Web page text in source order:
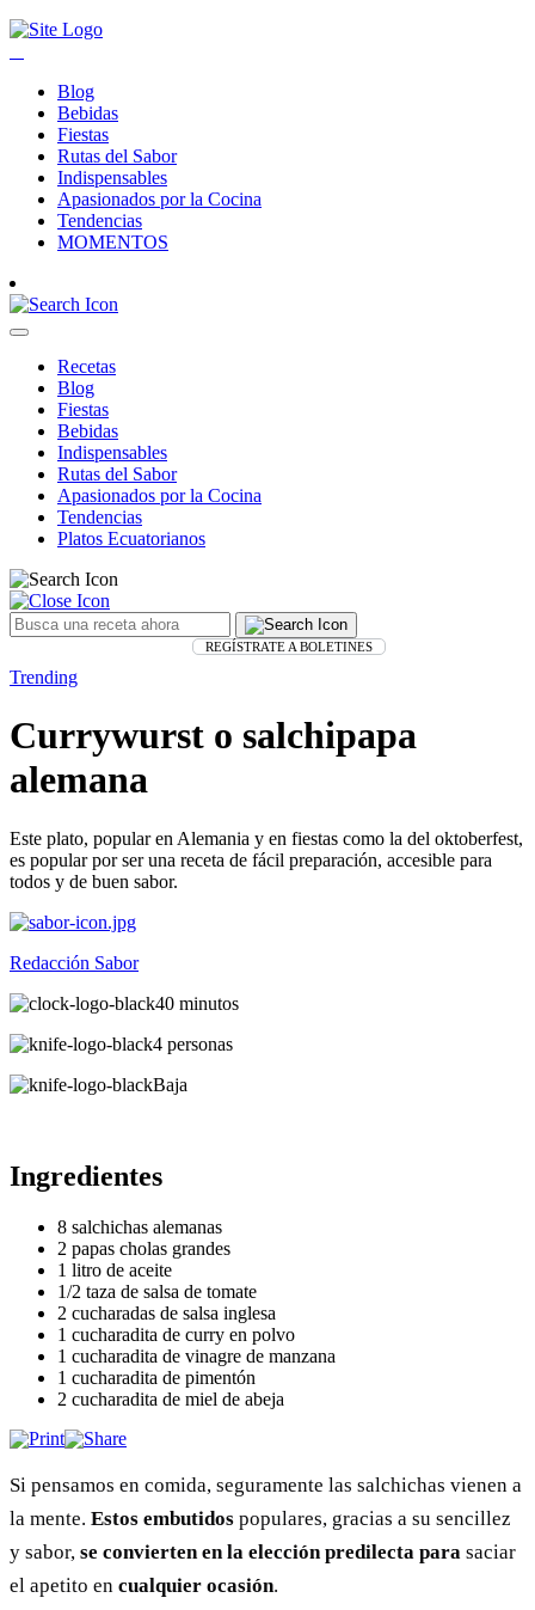
Blog
Bebidas
Fiestas
Rutas del Sabor
Indispensables
Apasionados por la Cocina
Tendencias
MOMENTOS
Recetas
Blog
Fiestas
Bebidas
Indispensables
Rutas del Sabor
Apasionados por la Cocina
Tendencias
Platos Ecuatorianos
REGÍSTRATE A BOLETINES
Trending
Currywurst o salchipapa
alemana
Este plato, popular en Alemania y en fiestas como la del oktoberfest,
es popular por ser una receta de fácil preparación, accesible para
todos y de buen sabor.
Redacción Sabor
40 minutos
4 personas
Baja
Ingredientes
8 salchichas alemanas
2 papas cholas grandes
1 litro de aceite
1/2 taza de salsa de tomate
2 cucharadas de salsa inglesa
1 cucharadita de curry en polvo
1 cucharadita de vinagre de manzana
1 cucharadita de pimentón
2 cucharadita de miel de abeja
Si pensamos en comida, seguramente las salchichas vienen a
la mente. Estos embutidos populares, gracias a su sencillez
y sabor, se convierten en la elección predilecta para saciar
el apetito en cualquier ocasión.